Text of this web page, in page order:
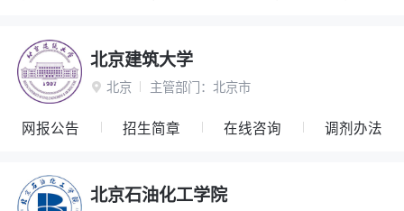
北京建筑大学
 北京 主管部门： 北京市
网报公告 招生简章 在线咨询 调剂办法
北京石油化工学院